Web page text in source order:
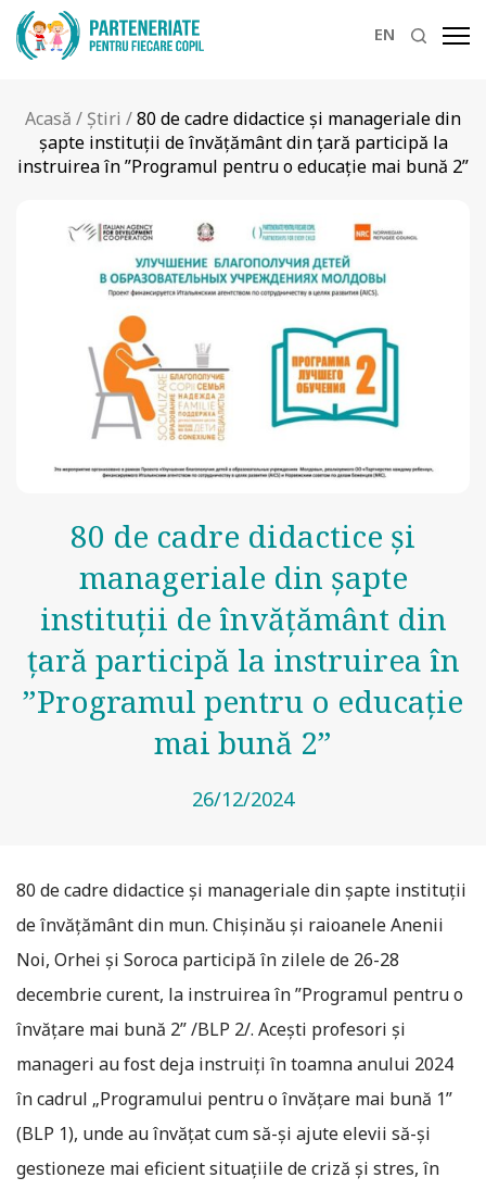
EN
Acasă / Știri /80 de cadre didactice și manageriale din
șapte instituții de învățământ din țară participă la
instruirea în ”Programul pentru o educație mai bună 2”
80 de cadre didactice și
manageriale din șapte
instituții de învățământ din
țară participă la instruirea în
”Programul pentru o educație
mai bună 2”
26/12/2024
80 de cadre didactice și manageriale din șapte instituții
de învățământ din mun. Chișinău și raioanele Anenii
Noi, Orhei și Soroca participă în zilele de 26-28
decembrie curent, la instruirea în ”Programul pentru o
învățare mai bună 2” /BLP 2/. Acești profesori și
manageri au fost deja instruiți în toamna anului 2024
în cadrul „Programului pentru o învățare mai bună 1”
(BLP 1), unde au învățat cum să-și ajute elevii să-și
gestioneze mai eficient situațiile de criză și stres, în